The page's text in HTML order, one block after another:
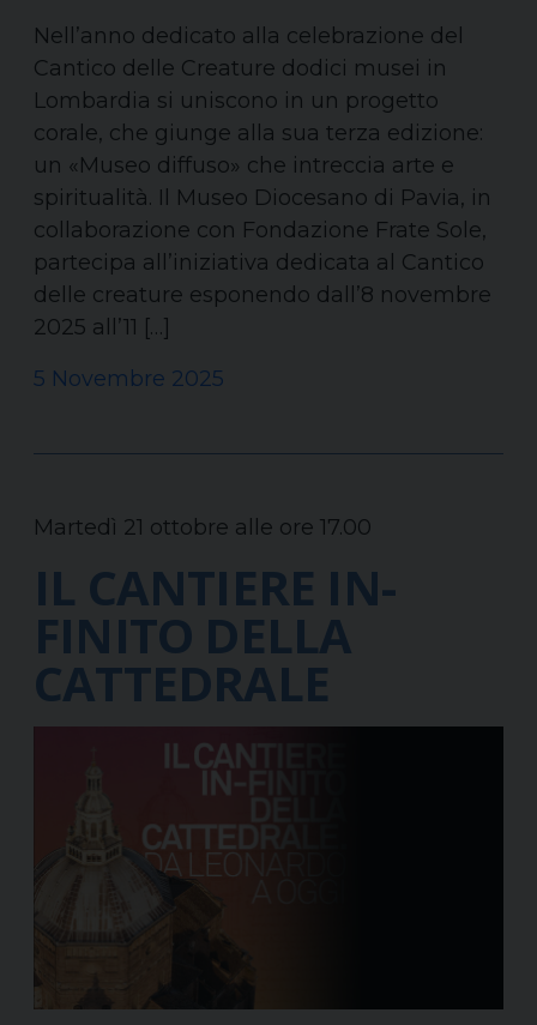
Nell’anno dedicato alla celebrazione del
Cantico delle Creature dodici musei in
Lombardia si uniscono in un progetto
corale, che giunge alla sua terza edizione:
un «Museo diffuso» che intreccia arte e
spiritualità. Il Museo Diocesano di Pavia, in
collaborazione con Fondazione Frate Sole,
partecipa all’iniziativa dedicata al Cantico
delle creature esponendo dall’8 novembre
2025 all’11 […]
5 Novembre 2025
Martedì 21 ottobre alle ore 17.00
IL CANTIERE IN-
FINITO DELLA
CATTEDRALE